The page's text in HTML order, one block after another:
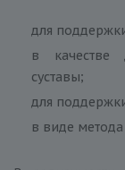
для
в качестве
суставы;
для
в виде